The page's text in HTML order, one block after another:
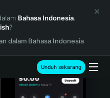
Bahasa Indonesia.
?
dalam Bahasa Indonesia
Unduh sekarang